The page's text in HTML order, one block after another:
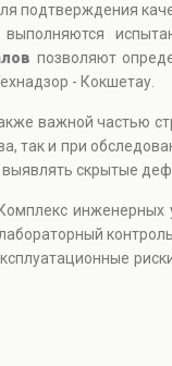
подтверждения
позволяют
- Кокшетау.
важной частью
так и при
скрытые
инженерных